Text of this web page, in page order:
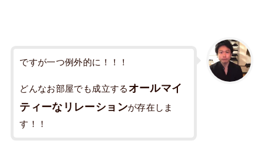
ですが一つ例外的に！！！
どんなお部屋でも成立する オールマイ
ティーなリレーションが存在しま
す！！